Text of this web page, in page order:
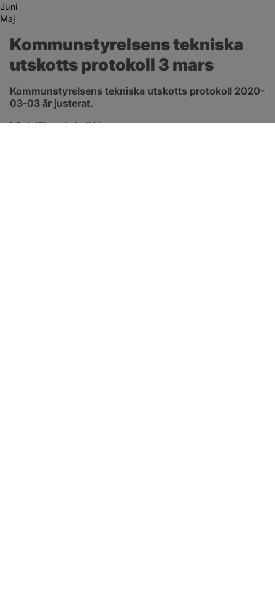
Juni
Maj
Kommunstyrelsens tekniska
utskotts protokoll 3 mars
Kommunstyrelsens tekniska utskotts protokoll 2020-
03-03 är justerat.
Länk till protokoll
pdf, 380.7 kB, öppnas i nytt fönster.